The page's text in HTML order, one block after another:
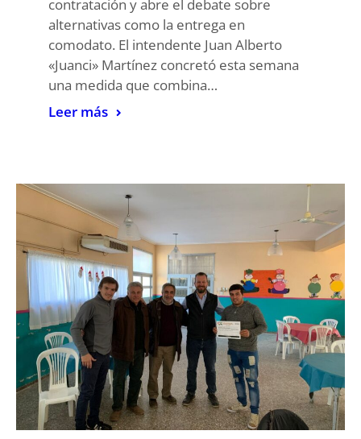
contratación y abre el debate sobre
alternativas como la entrega en
comodato. El intendente Juan Alberto
«Juanci» Martínez concretó esta semana
una medida que combina…
Leer más